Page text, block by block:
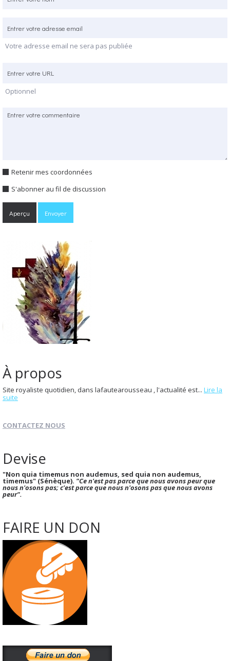
Votre adresse email ne sera pas publiée
Optionnel
Retenir mes coordonnées
S'abonner au fil de discussion
À propos
Site royaliste quotidien, dans lafautearousseau , l'actualité est... Lire la
suite
CONTACTEZ NOUS
Devise
"Non quia timemus non audemus, sed quia non audemus,
timemus" (Sénèque). "Ce n'est pas parce que nous avons peur que
nous n'osons pas; c'est parce que nous n'osons pas que nous avons
peur".
FAIRE UN DON